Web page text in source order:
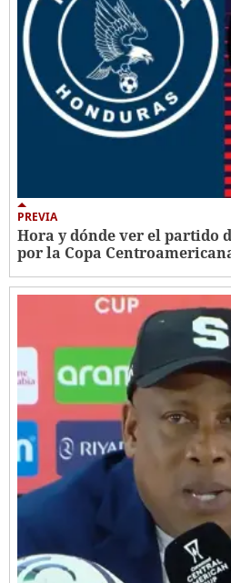
PREVIA
Hora y dónde ver el partido
por la Copa